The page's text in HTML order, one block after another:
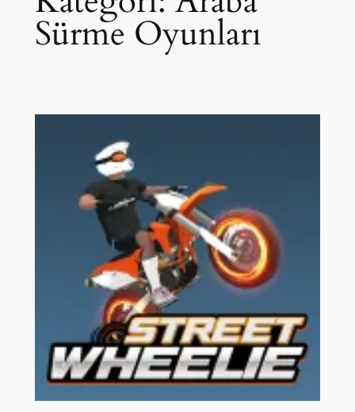
Sürme Oyunları